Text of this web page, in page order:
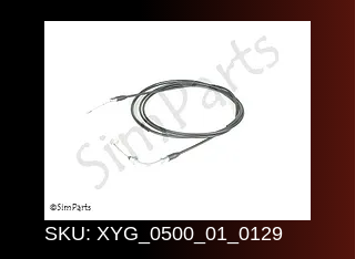
SKU: XYG_0500_01_0129